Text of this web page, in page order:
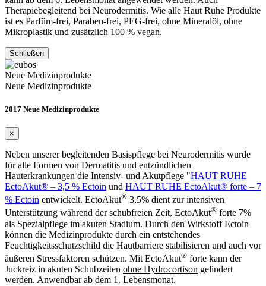
Therapiebegleitend bei Neurodermitis. Wie alle Haut Ruhe Produkte
ist es Parfüm-frei, Paraben-frei, PEG-frei, ohne Mineralöl, ohne
Mikroplastik und zusätzlich 100 % vegan.
Schließen
Neue Medizinprodukte
Neue Medizinprodukte
2017 Neue Medizinprodukte
×
Neben unserer begleitenden Basispflege bei Neurodermitis wurde
für alle Formen von Dermatitis und entzündlichen
Hauterkrankungen die Intensiv- und Akutpflege "HAUT RUHE
EctoAkut® – 3,5 % Ectoin und HAUT RUHE EctoAkut® forte – 7
% Ectoin entwickelt. EctoAkut® 3,5% dient zur intensiven
Unterstützung während der schubfreien Zeit, EctoAkut® forte 7%
als Spezialpflege im akuten Stadium. Durch den Wirkstoff Ectoin
können die Medizinprodukte durch ein entstehendes
Feuchtigkeitsschutzschild die Hautbarriere stabilisieren und auch vor
äußeren Stressfaktoren schützen. Mit EctoAkut® forte kann der
Juckreiz in akuten Schubzeiten ohne Hydrocortison gelindert
werden. Anwendbar ab dem 1. Lebensmonat.